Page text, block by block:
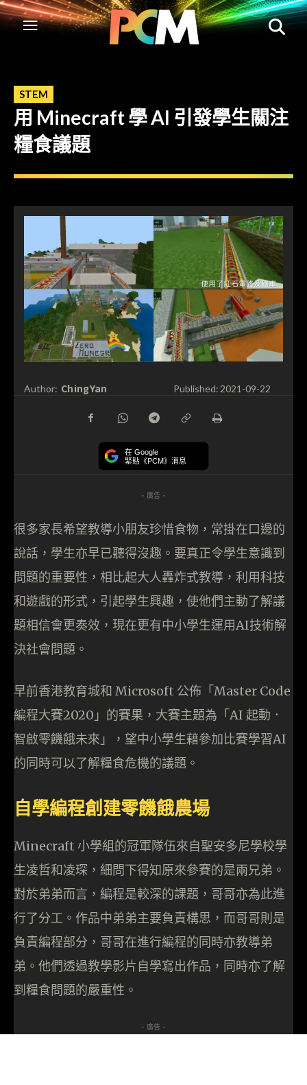
STEM
用 Minecraft 學 AI 引發學生關注
糧食議題
Author: ChingYan Published: 2021-09-22
在 Google
緊貼《PCM》消息
- 廣告 -
很多家長希望教導小朋友珍惜食物，常掛在口邊的
說話，學生亦早已聽得沒趣。要真正令學生意識到
問題的重要性，相比起大人轟炸式教導，利用科技
和遊戲的形式，引起學生興趣，使他們主動了解議
題相信會更奏效，現在更有中小學生運用AI技術解
決社會問題。
早前香港教育城和 Microsoft 公佈「Master Code
編程大賽2020」的賽果，大賽主題為「AI 起動．
智啟零饑餓未來」，望中小學生藉參加比賽學習AI
的同時可以了解糧食危機的議題。
自學編程創建零饑餓農場
Minecraft 小學組的冠軍隊伍來自聖安多尼學校學
生凌哲和凌琛，細問下得知原來參賽的是兩兄弟。
對於弟弟而言，編程是較深的課題，哥哥亦為此進
行了分工。作品中弟弟主要負責構思，而哥哥則是
負責編程部分，哥哥在進行編程的同時亦教導弟
弟。他們透過教學影片自學寫出作品，同時亦了解
到糧食問題的嚴重性。
- 廣告 -